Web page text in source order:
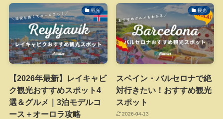
観光
【2026年最新】レイキャビ
ク観光おすすめスポット4
選＆グルメ｜3泊モデルコ
ース＋オーロラ攻略
観光
スペイン・バルセロナで絶
対行きたい！おすすめ観光
スポット
2026-04-13